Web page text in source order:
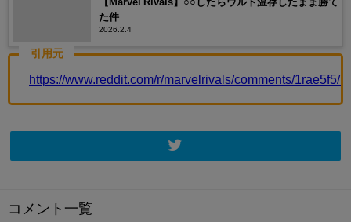
た件
2026.2.4
引用元
https://www.reddit.com/r/marvelrivals/comments/
コメント一覧